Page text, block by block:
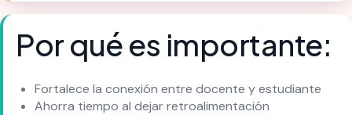
Por qué es importante:
Fortalece la conexión entre docente y estudiante
Ahorra tiempo al dejar retroalimentación